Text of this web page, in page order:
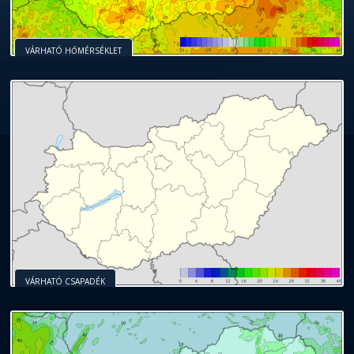
VÁRHATÓ HŐMÉRSÉKLET
VÁRHATÓ CSAPADÉK